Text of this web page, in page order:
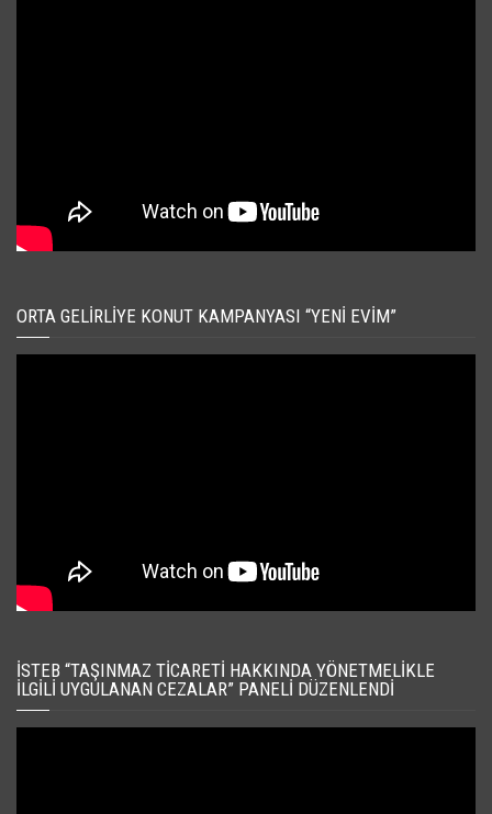
ORTA GELIRLIYE KONUT KAMPANYASI “YENI EVIM”
İSTEB “TAŞINMAZ TICARETI HAKKINDA YÖNETMELIKLE
İLGILI UYGULANAN CEZALAR” PANELI DÜZENLENDI